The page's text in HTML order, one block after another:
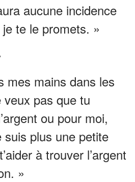
aucune incidence
te le promets. »
mes mains dans les
pas que tu
ou pour moi,
suis plus une petite
à trouver l’argent
»